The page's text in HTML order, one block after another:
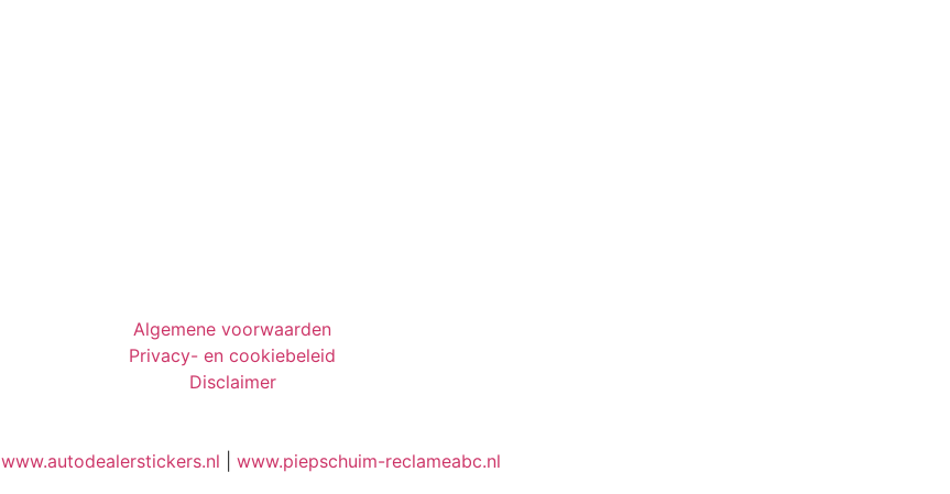
Algemene voorwaarden
Privacy- en cookiebeleid
Disclaimer
www.autodealerstickers.nl www.piepschuim-reclameabc.nl